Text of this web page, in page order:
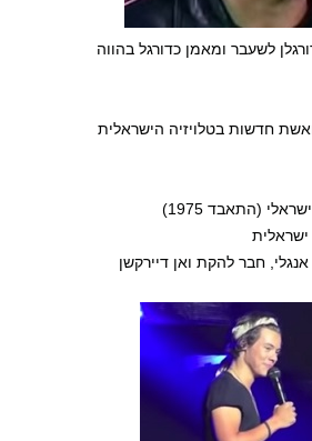
לשעבר ומאמן כדורגל בהווה